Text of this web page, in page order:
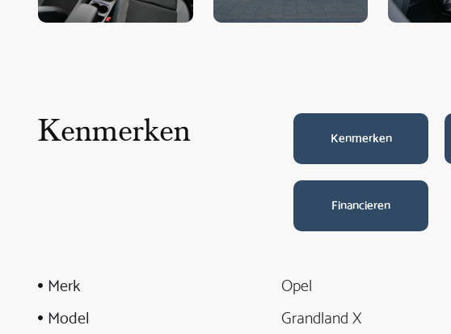
Kenmerken
Financieren
Kenmerken
Merk
Opel
Model
Grandland X